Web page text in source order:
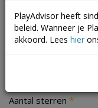
Aantal sterren *
PlayAdvisor heeft
beleid. Wanneer je
akkoord. Lees hier